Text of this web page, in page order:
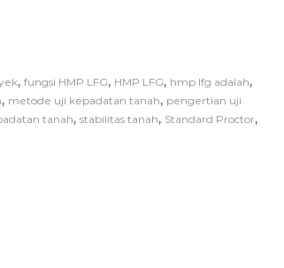
, fungsi HMP LFG, HMP LFG, hmp lfg adalah,
, metode uji kepadatan tanah, pengertian uji
tanah, stabilitas tanah, Standard Proctor,